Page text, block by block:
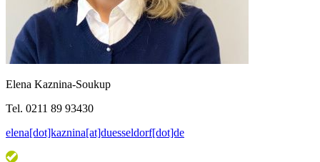
Elena Kaznina-Soukup
Tel. 0211 89 93430
elena[dot]kaznina[at]duesseldorf[dot]de